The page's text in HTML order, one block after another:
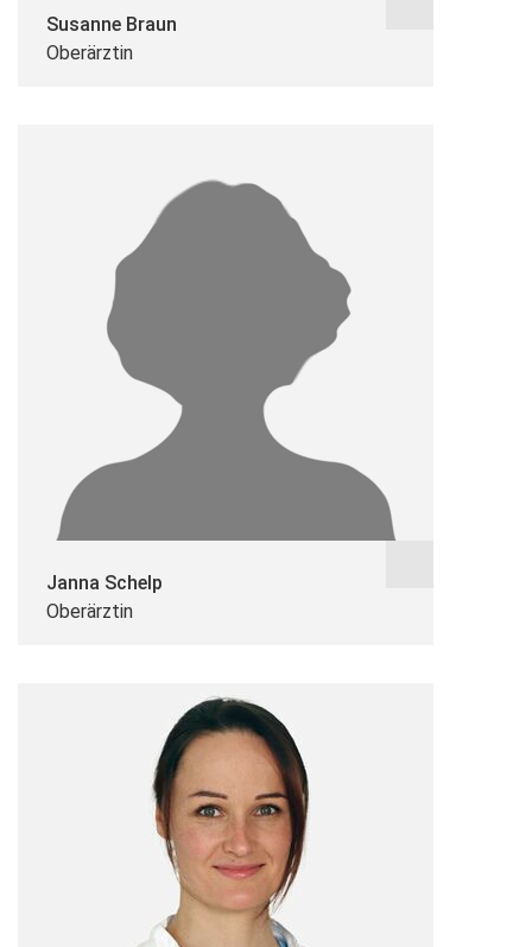
Susanne Braun
Oberärztin
Janna Schelp
Oberärztin